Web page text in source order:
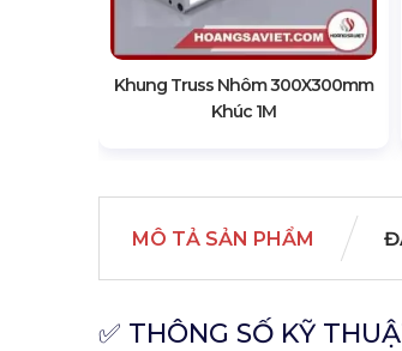
Khung Truss Nhôm 300X300mm
Khúc 1M
MÔ TẢ SẢN PHẨM
✅ THÔNG SỐ KỸ